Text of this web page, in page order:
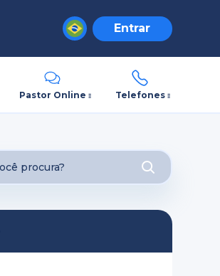
Entrar
Pastor Online Telefones